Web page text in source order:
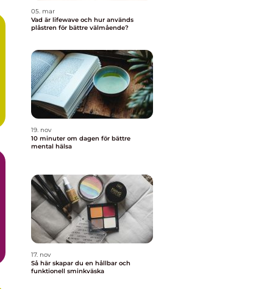
05. mar
Vad är lifewave och hur används
plåstren för bättre välmående?
19. nov
10 minuter om dagen för bättre
mental hälsa
17. nov
Så här skapar du en hållbar och
funktionell sminkväska